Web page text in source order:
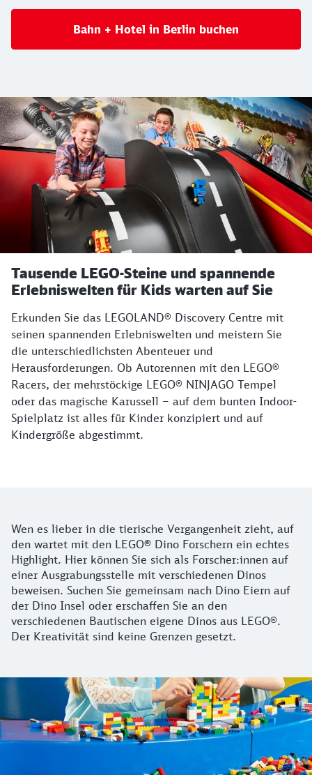
Bahn + Hotel in Berlin buchen
Legoland
Tausende LEGO-Steine und spannende
Erlebniswelten für Kids warten auf Sie
Erkunden Sie das LEGOLAND® Discovery Centre mit
seinen spannenden Erlebniswelten und meistern Sie
die unterschiedlichsten Abenteuer und
Herausforderungen. Ob Autorennen mit den LEGO®
Racers, der mehrstöckige LEGO® NINJAGO Tempel
oder das magische Karussell – auf dem bunten Indoor-
Spielplatz ist alles für Kinder konzipiert und auf
Kindergröße abgestimmt.
Weitere Infos
Wen es lieber in die tierische Vergangenheit zieht, auf
den wartet mit den LEGO® Dino Forschern ein echtes
Highlight. Hier können Sie sich als Forscher:innen auf
einer Ausgrabungsstelle mit verschiedenen Dinos
beweisen. Suchen Sie gemeinsam nach Dino Eiern auf
der Dino Insel oder erschaffen Sie an den
verschiedenen Bautischen eigene Dinos aus LEGO®.
Der Kreativität sind keine Grenzen gesetzt.
Workshop